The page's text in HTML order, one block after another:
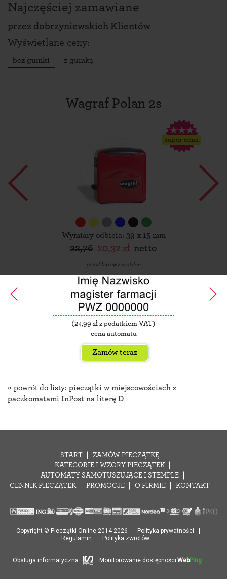
Najczęściej zamawiane
przez dobrzyniewskich Klientów
Wyświetlane ceny:
bez gumki z gumką
Wagraf Polan 2s
super cena
Wymiary odbicia: 39 x 15 mm
22,76 20,32 zł netto
przykładowy szablon
(24,99 zł z podatkiem VAT)
cena automatu
Zamów teraz
« powrót do listy: pieczątki w miejscowościach z
paczkomatami InPost na literę D
START
ZAMÓW PIECZĄTKĘ
KATEGORIE I WZORY PIECZĄTEK
AUTOMATY SAMOTUSZUJĄCE I STEMPLE
CENNIK PIECZĄTEK
PROMOCJE O FIRMIE KONTAKT
Copyright © Pieczątki Online 2014-2026
Polityka prywatności
Regulamin
Polityka zwrotów
Obsługa informatyczna Monitorowanie dostępności WebPing